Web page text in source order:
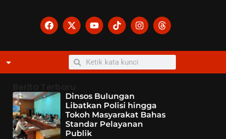
Dinsos Bulungan
Libatkan Polisi hingga
Tokoh Masyarakat Bahas
Standar Pelayanan
Publik